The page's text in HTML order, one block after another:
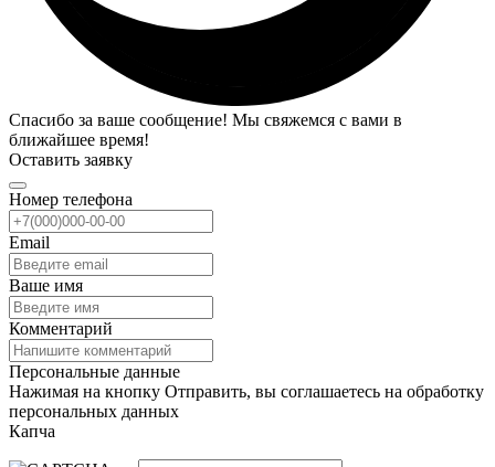
Спасибо за ваше сообщение! Мы свяжемся с вами в
ближайшее время!
Оставить заявку
Номер телефона
Email
Ваше имя
Комментарий
Персональные данные
Нажимая на кнопку Отправить, вы соглашаетесь на обработку
персональных данных
Капча